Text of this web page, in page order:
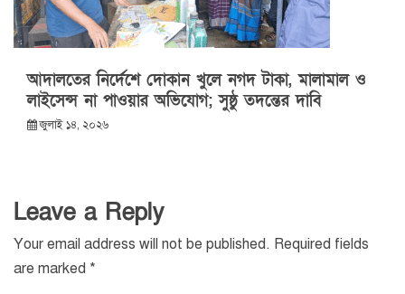
আদালতের নির্দেশে দোকান খুলে নগদ টাকা, মালামাল ও
লাইসেন্স না পাওয়ার অভিযোগ; সুষ্ঠু তদন্তের দাবি
জুলাই ১৪, ২০২৬
Leave a Reply
Your email address will not be published. Required fields
are marked *